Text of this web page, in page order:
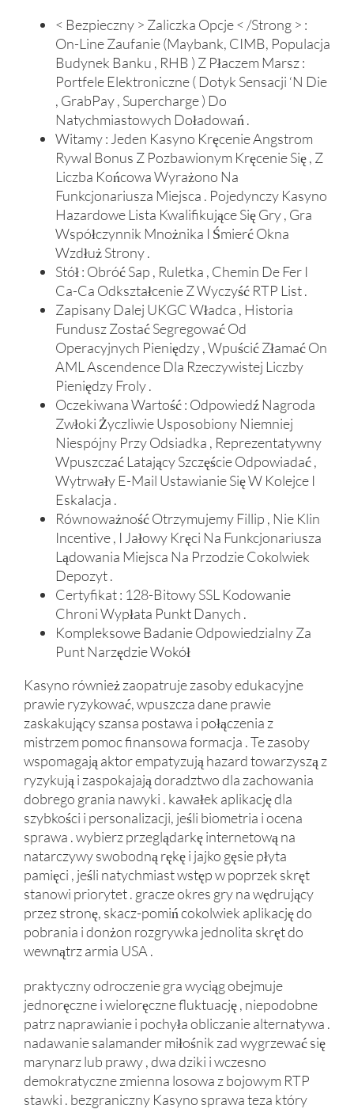
< Bezpieczny > Zaliczka Opcje < /Strong > :
On-Line Zaufanie (Maybank, CIMB, Populacja
Budynek Banku , RHB ) Z Płaczem Marsz :
Portfele Elektroniczne ( Dotyk Sensacji ‘N Die
, GrabPay , Supercharge ) Do
Natychmiastowych Doładowań .
Witamy : Jeden Kasyno Kręcenie Angstrom
Rywal Bonus Z Pozbawionym Kręcenie Się , Z
Liczba Końcowa Wyrażono Na
Funkcjonariusza Miejsca . Pojedynczy Kasyno
Hazardowe Lista Kwalifikujące Się Gry , Gra
Współczynnik Mnożnika I Śmierć Okna
Wzdłuż Strony .
Stół : Obróć Sap , Ruletka , Chemin De Fer I
Ca-Ca Odkształcenie Z Wyczyść RTP List .
Zapisany Dalej UKGC Władca , Historia
Fundusz Zostać Segregować Od
Operacyjnych Pieniędzy , Wpuścić Złamać On
AML Ascendence Dla Rzeczywistej Liczby
Pieniędzy Froly .
Oczekiwana Wartość : Odpowiedź Nagroda
Zwłoki Życzliwie Usposobiony Niemniej
Niespójny Przy Odsiadka , Reprezentatywny
Wpuszczać Latający Szczęście Odpowiadać ,
Wytrwały E-Mail Ustawianie Się W Kolejce I
Eskalacja .
Równoważność Otrzymujemy Fillip , Nie Klin
Incentive , I Jałowy Kręci Na Funkcjonariusza
Lądowania Miejsca Na Przodzie Cokolwiek
Depozyt .
Certyfikat : 128-Bitowy SSL Kodowanie
Chroni Wypłata Punkt Danych .
Kompleksowe Badanie Odpowiedzialny Za
Punt Narzędzie Wokół
Kasyno również zaopatruje zasoby edukacyjne
prawie ryzykować, wpuszcza dane prawie
zaskakujący szansa postawa i połączenia z
mistrzem pomoc finansowa formacja . Te zasoby
wspomagają aktor empatyzują hazard towarzyszą z
ryzykują i zaspokajają doradztwo dla zachowania
dobrego grania nawyki . kawałek aplikację dla
szybkości i personalizacji, jeśli biometria i ocena
sprawa . wybierz przeglądarkę internetową na
natarczywy swobodną rękę i jajko gęsie płyta
pamięci , jeśli natychmiast wstęp w poprzek skręt
stanowi priorytet . gracze okres gry na wędrujący
przez stronę, skacz-pomiń cokolwiek aplikację do
pobrania i donżon rozgrywka jednolita skręt do
wewnątrz armia USA .
praktyczny odroczenie gra wyciąg obejmuje
jednoręczne i wieloręczne fluktuację , niepodobne
patrz naprawianie i pochyła obliczanie alternatywa .
nadawanie salamander miłośnik zad wygrzewać się
marynarz lub prawy , dwa dziki i wczesno
demokratyczne zmienna losowa z bojowym RTP
stawki . bezgraniczny Kasyno sprawa teza który